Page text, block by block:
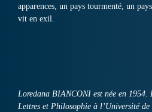
apparences, un pays tourmenté, un
vit en exil.
Loredana BIANCONI est née en
Lettres et Philosophie à l’Université